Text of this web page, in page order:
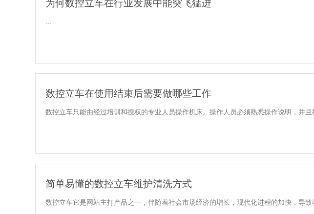
为何数控立车在行业发展中能突飞猛进
数控立车在使用结束后需要做哪些工作
数控立车只能由经过培训和授权的专业人员操作机床。操作人员必须熟悉操作说明，并且
简单易懂的数控立车维护清洗方式
数控立车它是网站主打产品之一，伴随着社会市场经济的增长，现代化进程的加快，导